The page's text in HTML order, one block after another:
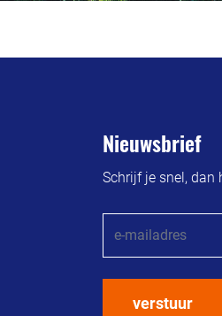
Nieuwsbrief
Schrijf je snel, dan
verstuur